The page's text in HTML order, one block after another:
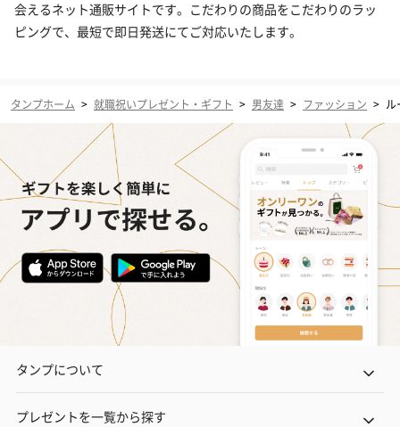
会えるネット通販サイトです。こだわりの商品をこだわりのラッ
ピングで、最短で即日発送にてご対応いたします。
タンプホーム > 就職祝いプレゼント・ギフト > 男友達 > ファッション > ル
タンプについて
プレゼントを一覧から探す